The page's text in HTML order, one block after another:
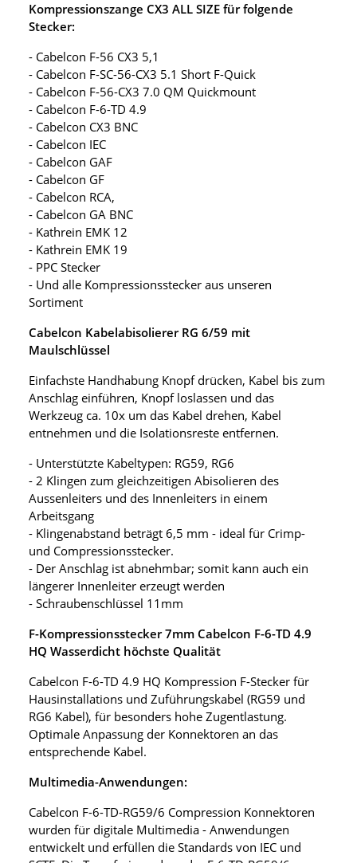
Kompressionszange CX3 ALL SIZE für folgende
Stecker:
- Cabelcon F-56 CX3 5,1
- Cabelcon F-SC-56-CX3 5.1 Short F-Quick
- Cabelcon F-56-CX3 7.0 QM Quickmount
- Cabelcon F-6-TD 4.9
- Cabelcon CX3 BNC
- Cabelcon IEC
- Cabelcon GAF
- Cabelcon GF
- Cabelcon RCA,
- Cabelcon GA BNC
- Kathrein EMK 12
- Kathrein EMK 19
- PPC Stecker
- Und alle Kompressionsstecker aus unseren
Sortiment
Cabelcon Kabelabisolierer RG 6/59 mit
Maulschlüssel
Einfachste Handhabung Knopf drücken, Kabel bis zum
Anschlag einführen, Knopf loslassen und das
Werkzeug ca. 10x um das Kabel drehen, Kabel
entnehmen und die Isolationsreste entfernen.
- Unterstützte Kabeltypen: RG59, RG6
- 2 Klingen zum gleichzeitigen Abisolieren des
Aussenleiters und des Innenleiters in einem
Arbeitsgang
- Klingenabstand beträgt 6,5 mm - ideal für Crimp-
und Compressionsstecker.
- Der Anschlag ist abnehmbar; somit kann auch ein
längerer Innenleiter erzeugt werden
- Schraubenschlüssel 11mm
F-Kompressionsstecker 7mm Cabelcon F-6-TD 4.9
HQ Wasserdicht höchste Qualität
Cabelcon F-6-TD 4.9 HQ Kompression F-Stecker für
Hausinstallations und Zuführungskabel (RG59 und
RG6 Kabel), für besonders hohe Zugentlastung.
Optimale Anpassung der Konnektoren an das
entsprechende Kabel.
Multimedia-Anwendungen:
Cabelcon F-6-TD-RG59/6 Compression Konnektoren
wurden für digitale Multimedia - Anwendungen
entwickelt und erfüllen die Standards von IEC und